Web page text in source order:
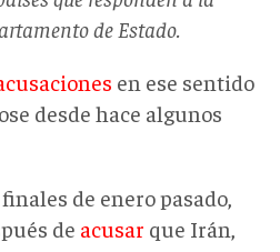
de Estado.
en ese sentido
desde hace algunos
de enero pasado,
de acusar que Irán,